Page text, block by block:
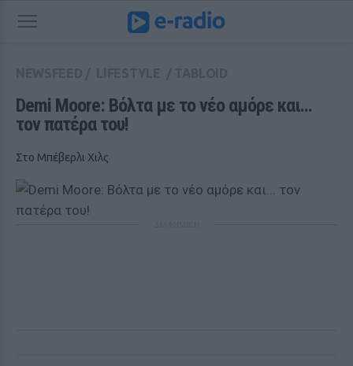
Demi Moore: Βόλτα με το νέο αμόρε και...
τον πατέρα του!
Στο Μπέβερλι Χιλς